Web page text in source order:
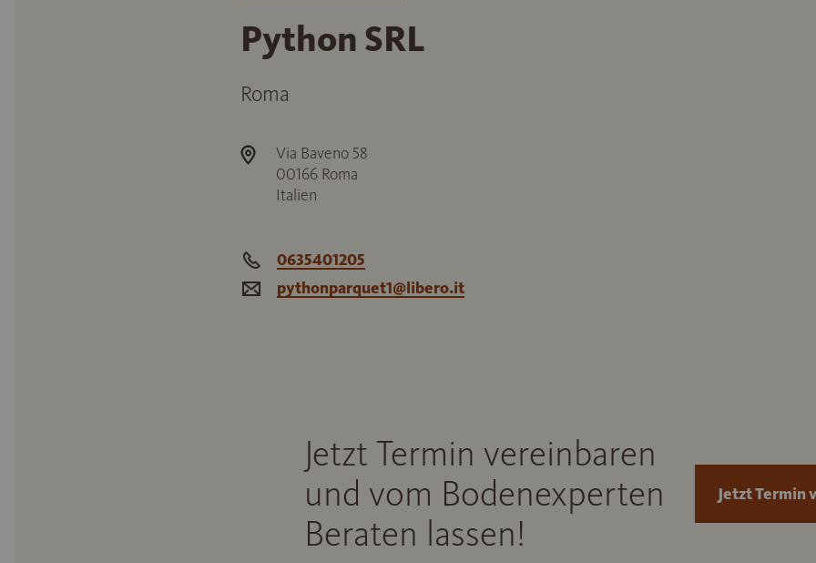
Python SRL
Roma
Via Baveno 58
00166 Roma
Italien
0635401205
pythonparquet1@libero.it
Jetzt Termin vereinbaren
und vom Bodenexperten
Beraten lassen!
Jetzt Termin